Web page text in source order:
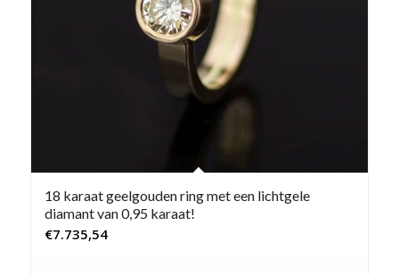
18 karaat geelgouden ring met een lichtgele
diamant van 0,95 karaat!
€7.735,54